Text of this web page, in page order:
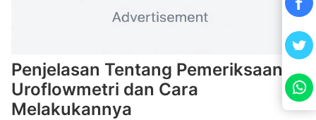
Penjelasan Tentang Pemeriksaan
Uroflowmetri dan Cara
Melakukannya